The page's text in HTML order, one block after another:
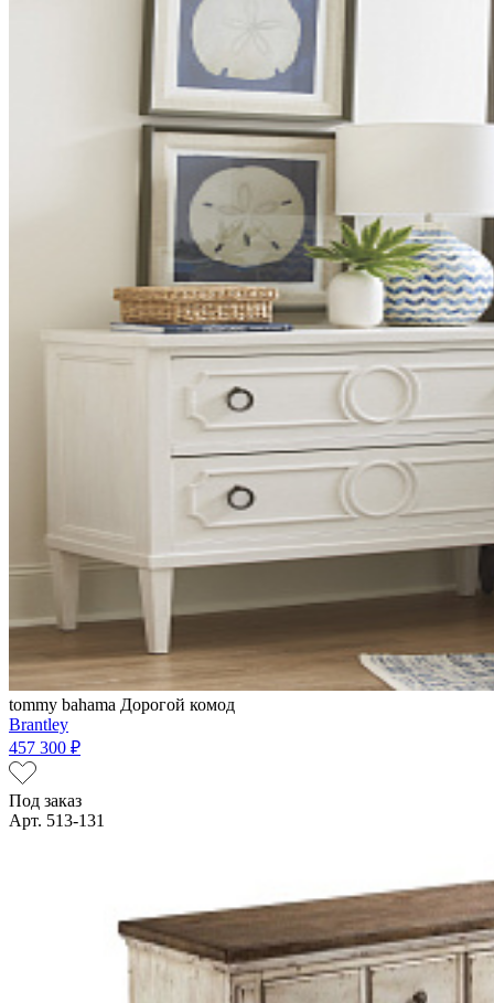
tommy bahama Дорогой комод
Brantley
457 300 ₽
Под заказ
Арт. 513-131